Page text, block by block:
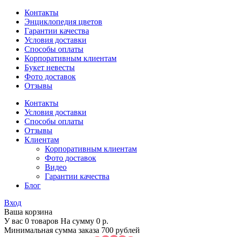
Контакты
Энциклопедия цветов
Гарантии качества
Условия доставки
Способы оплаты
Корпоративным клиентам
Букет невесты
Фото доставок
Отзывы
Контакты
Условия доставки
Способы оплаты
Отзывы
Клиентам
Корпоративным клиентам
Фото доставок
Видео
Гарантии качества
Блог
Вход
Ваша корзина
У вас 0 товаров На сумму 0 р.
Минимальная сумма заказа 700 рублей